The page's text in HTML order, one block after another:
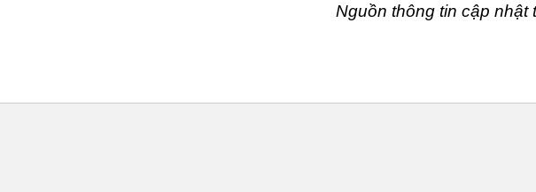
Nguồn thông tin cập nhật